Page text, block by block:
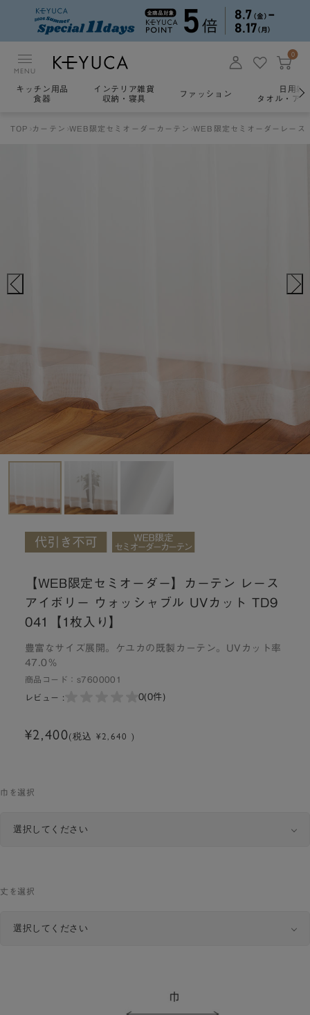
MENU
0
キッチン用品
食器
インテリア雑貨
収納・寝具
ファッション
日用雑
タオル・ア
TOP カーテン WEB限定セミオーダーカーテン WEB限定セミオーダーレース
【WEB限定セミオーダー】カーテン レース
アイボリー ウォッシャブル UVカット TD9
041【1枚入り】
豊富なサイズ展開。ケユカの既製カーテン。UVカット率
47.0％
商品コード： s7600001
レビュー : 0(0件)
¥2,400(税込 ¥2,640 )
巾を選択
丈を選択